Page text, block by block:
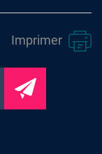
Imprimer